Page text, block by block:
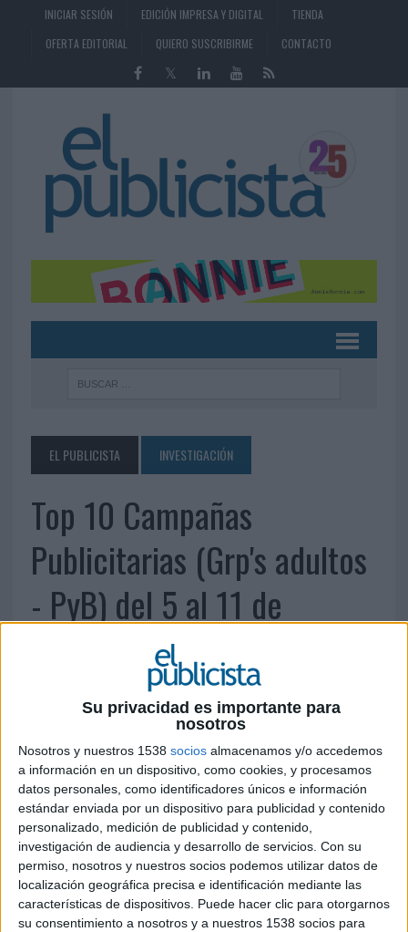
Su privacidad es importante para
nosotros
Nosotros y nuestros 1538 socios almacenamos y/o accedemos
a información en un dispositivo, como cookies, y procesamos
datos personales, como identificadores únicos e información
estándar enviada por un dispositivo para publicidad y contenido
personalizado, medición de publicidad y contenido,
investigación de audiencia y desarrollo de servicios. Con su
permiso, nosotros y nuestros socios podemos utilizar datos de
localización geográfica precisa e identificación mediante las
características de dispositivos. Puede hacer clic para otorgarnos
su consentimiento a nosotros y a nuestros 1538 socios para
INICIAR SESIÓN EDICIÓN IMPRESA Y DIGITAL
TIENDA
OFERTA EDITORIAL
QUIERO SUSCRIBIRME CONTACTO
EL PUBLICISTA INVESTIGACIÓN
Top 10 Campañas
Publicitarias (Grp's adultos
- PyB) del 5 al 11 de
septiembre de 2011
12 DE SEPTIEMBRE DE 2011
IMPRIMIR